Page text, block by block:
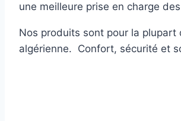
une meilleure prise en charge
Nos produits sont pour la plupart
algérienne. Confort, sécurité et